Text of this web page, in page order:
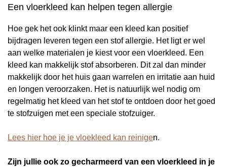
Een vloerkleed kan helpen tegen allergie
Hoe gek het ook klinkt maar een kleed kan positief
bijdragen leveren tegen een stof allergie. Het ligt er wel
aan welke materialen je kiest voor een vloerkleed. Een
kleed kan makkelijk stof absorberen. Dit zal dan minder
makkelijk door het huis gaan warrelen en irritatie aan huid
en longen veroorzaken. Het is natuurlijk wel nodig om
regelmatig het kleed van het stof te ontdoen door het goed
te stofzuigen met een speciale stofzuiger.
Lees hier hoe je je vloekleed kan reinigen.
Zijn jullie ook zo gecharmeerd van een vloerkleed in je